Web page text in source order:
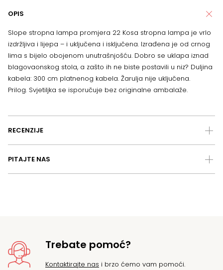
OPIS
Slope stropna lampa promjera 22 Kosa stropna lampa je vrlo
izdržljiva i lijepa – i uključena i isključena. Izrađena je od crnog
lima s bijelo obojenom unutrašnjošću. Dobro se uklapa iznad
blagovaonskog stola, a zašto ih ne biste postavili u niz? Duljina
kabela: 300 cm platnenog kabela. Žarulja nije uključena.
Prilog. Svjetiljka se isporučuje bez originalne ambalaže.
RECENZIJE
PITAJTE NAS
Trebate pomoć?
Kontaktirajte nas i brzo ćemo vam pomoći.